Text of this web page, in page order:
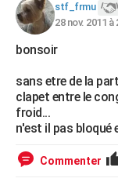
COPAINS D'AVANT
S'inscrire
Se connecter
Lycées
Collèges
Primaires
Universités
Entreprises
Service militaire
Avis de recherche
Bricolage
Lifestyle
Culture
Sport
Auto
Television
Voyage
Cinema
stf_frmu
28 nov. 2011 à
bonsoir
sans etre de la
clapet entre le
froid...
n'est il pas bloqué
Commenter